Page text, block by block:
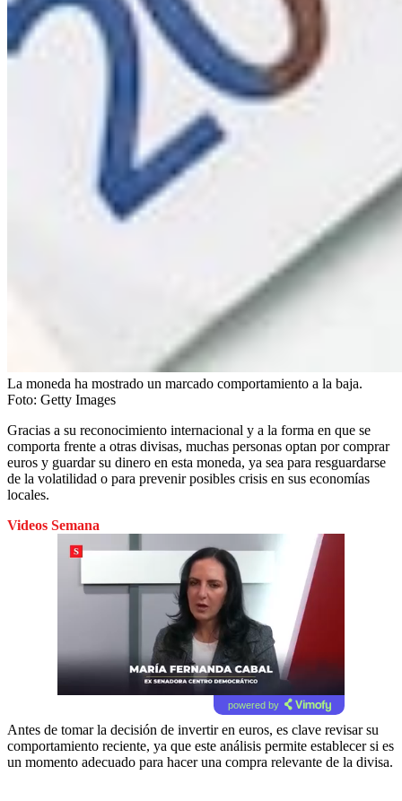
La moneda ha mostrado un marcado comportamiento a la baja.
Foto: Getty Images
Gracias a su reconocimiento internacional y a la forma en que se
comporta frente a otras divisas, muchas personas optan por comprar
euros y guardar su dinero en esta moneda, ya sea para resguardarse
de la volatilidad o para prevenir posibles crisis en sus economías
locales.
Videos Semana
powered by
Antes de tomar la decisión de invertir en euros, es clave revisar su
comportamiento reciente, ya que este análisis permite establecer si es
un momento adecuado para hacer una compra relevante de la divisa.